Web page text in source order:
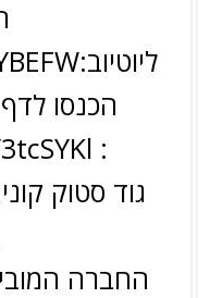
ליוטיוב:
הכנסו
: http://bit.ly/3tcSYKl
גוד סטוק
החברה